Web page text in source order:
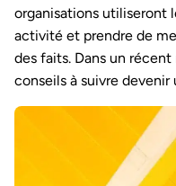
organisations utiliseront
activité et prendre de
des faits. Dans un
conseils à suivre